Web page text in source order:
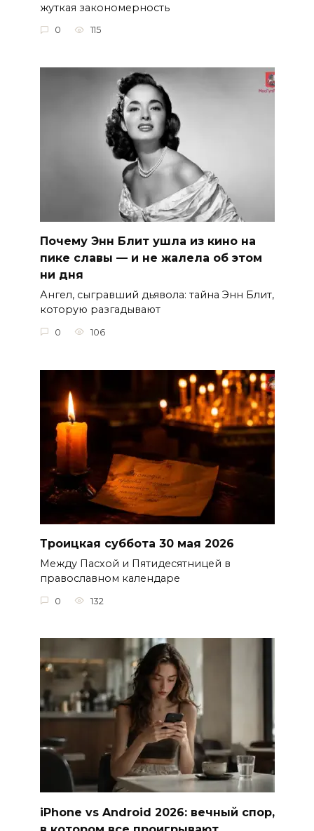
жуткая закономерность
0 115
Почему Энн Блит ушла из кино на
пике славы — и не жалела об этом
ни дня
Ангел, сыгравший дьявола: тайна Энн Блит,
которую разгадывают
0 106
Троицкая суббота 30 мая 2026
Между Пасхой и Пятидесятницей в
православном календаре
0 132
iPhone vs Android 2026: вечный спор,